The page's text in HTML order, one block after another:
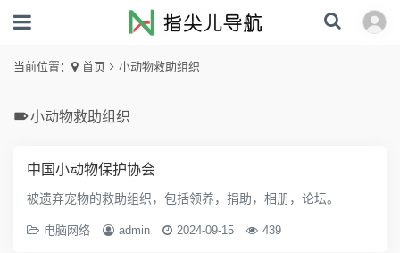
当前位置： 首页 小动物救助组织
小动物救助组织
中国小动物保护协会
被遗弃宠物的救助组织，包括领养，捐助，相册，论坛。
电脑网络 admin 2024-09-15 439